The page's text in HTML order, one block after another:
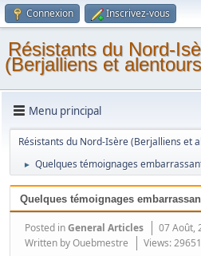
Connexion Inscrivez-vous
Résistants du Nord-
(Berjalliens et
Menu principal
Résistants du Nord-Isère (Berjalliens et
► Quelques témoignages
Quelques témoignages
Posted inGeneral Articles
07 Août,
Written byOuebmestre Views: 29651